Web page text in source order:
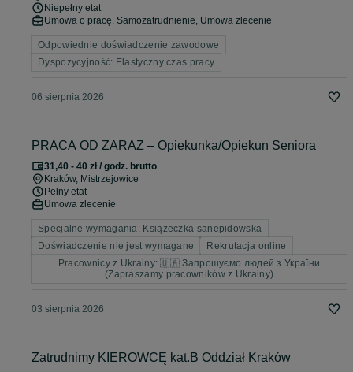
Niepełny etat
Umowa o pracę, Samozatrudnienie, Umowa zlecenie
Odpowiednie doświadczenie zawodowe
Dyspozycyjność: Elastyczny czas pracy
06 sierpnia 2026
PRACA OD ZARAZ – Opiekunka/Opiekun Seniora
31,40 - 40 zł / godz. brutto
Kraków, Mistrzejowice
Pełny etat
Umowa zlecenie
Specjalne wymagania: Książeczka sanepidowska
Doświadczenie nie jest wymagane
Rekrutacja online
Pracownicy z Ukrainy: 🇺🇦 Запрошуємо людей з України
(Zapraszamy pracowników z Ukrainy)
03 sierpnia 2026
Zatrudnimy KIEROWCĘ kat.B Oddział Kraków